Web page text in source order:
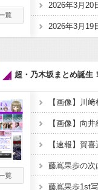
2026年3月20
2026年3月19
超・乃木坂まとめ誕生！